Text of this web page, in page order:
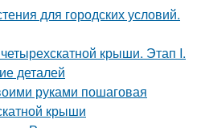
для городских условий.
крыши. Этап I.
деталей
руками пошаговая
крыши